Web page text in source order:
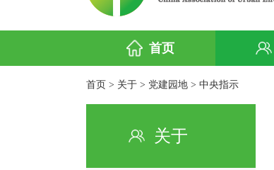
首页
首页 > 关于 > 党建园地 > 中央指示
关于